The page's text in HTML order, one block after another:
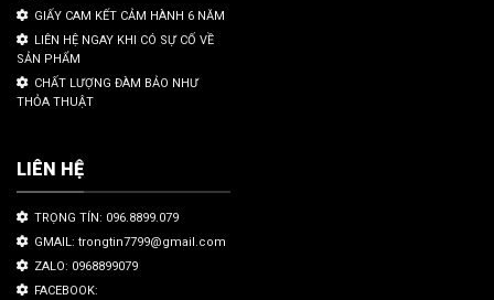
GIẤY CAM KẾT CẢM HÀNH 6 NĂM
LIÊN HỆ NGAY KHI CÓ SỰ CỐ VỀ
SẢN PHẨM
CHẤT LƯỢNG ĐÀM BẢO NHƯ
THỎA THUẬT
LIÊN HỆ
TRỌNG TÍN: 096.8899.079
GMAIL: trongtin7799@gmail.com
ZALO: 0968899079
FACEBOOK: